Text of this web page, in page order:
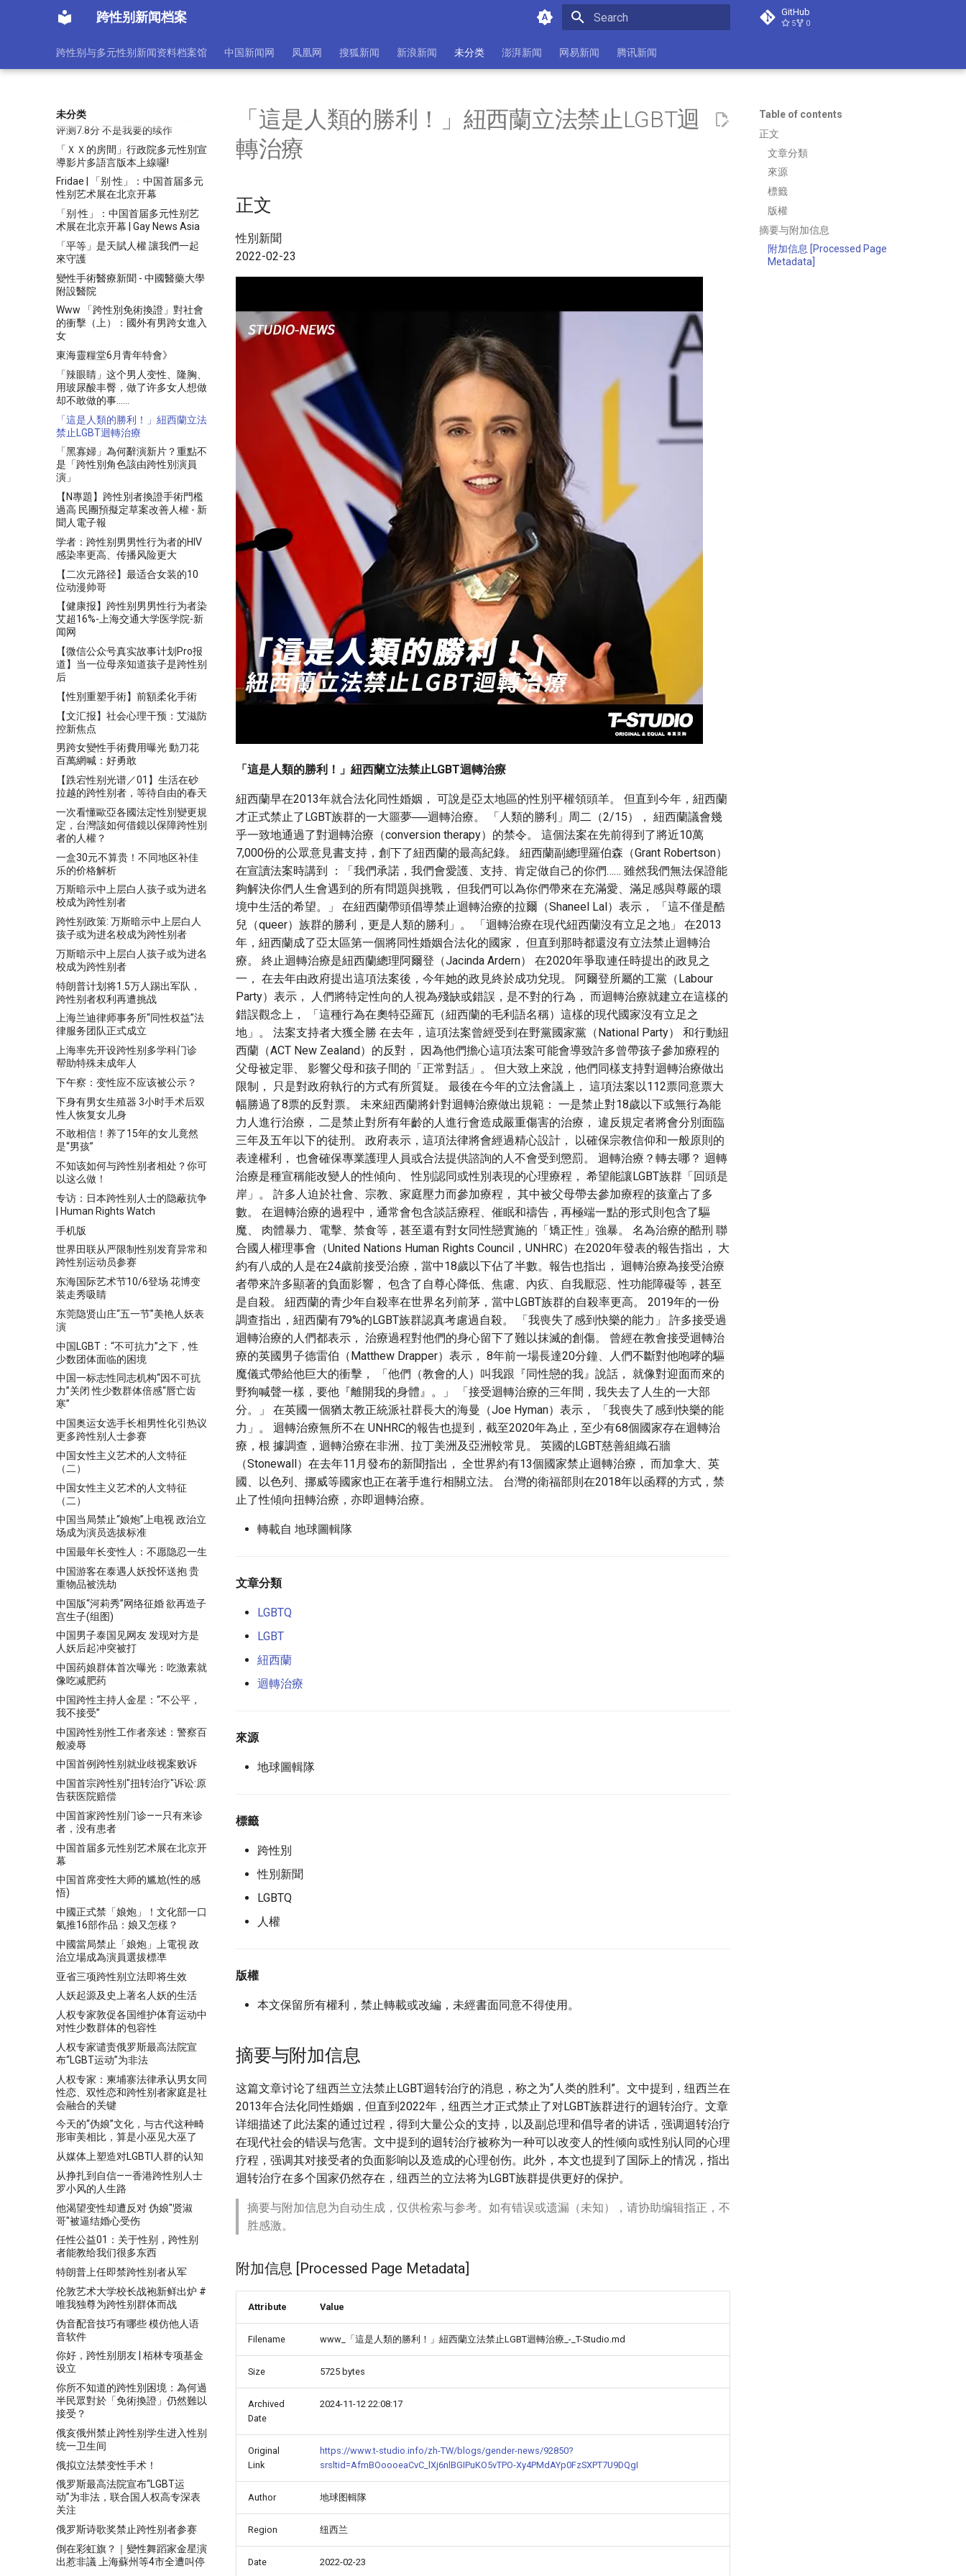
跨性别新闻档案 GitHub
5 0
跨性别与多元性别新闻资料档案馆 中国新闻网 凤凰网 搜狐新闻 新浪新闻 未分类 澎湃新闻 网易新闻 腾讯新闻
未分类
《龙腾4》跨性别总监为失败开
《龙腾4》跨性别总监离职 玩家:快
《龙腾世纪4：影障守护者》游民
评测7.8分 不是我要的续作
「ＸＸ的房間」行政院多元性別宣
導影片多語言版本上線囉!
Fridae | 「别·性」：中国首届多元
性别艺术展在北京开幕
「别·性」：中国首届多元性别艺
术展在北京开幕 | Gay News Asia
「平等」是天賦人權 讓我們一起
來守護
變性手術醫療新聞 - 中國醫藥大學
附設醫院
Www 「跨性別免術換證」對社會
的衝擊（上）：國外有男跨女進入
女
東海靈糧堂6月青年特會》
「辣眼睛」这个男人变性、隆胸、
用玻尿酸丰臀，做了许多女人想做
却不敢做的事……
「這是人類的勝利！」紐西蘭立法
禁止LGBT迴轉治療
「黑寡婦」為何辭演新片？重點不
是「跨性別角色該由跨性別演員
演」
【N專題】跨性別者換證手術門檻
過高 民團預擬定草案改善人權 - 新
聞人電子報
学者：跨性别男男性行为者的HIV
感染率更高、传播风险更大
【二次元路径】最适合女装的10
位动漫帅哥
【健康报】跨性别男男性行为者染
艾超16%-上海交通大学医学院-新
闻网
【微信公众号真实故事计划Pro报
道】当一位母亲知道孩子是跨性别
后
【性別重塑手術】前額柔化手術
【文汇报】社会心理干预：艾滋防
控新焦点
男跨女變性手術費用曝光 動刀花
百萬網喊：好勇敢
【跌宕性别光谱／01】生活在砂
拉越的跨性别者，等待自由的春天
一次看懂歐亞各國法定性別變更規
定，台灣該如何借鏡以保障跨性別
者的人權？
一盒30元不算贵！不同地区补佳
乐的价格解析
万斯暗示中上层白人孩子或为进名
校成为跨性别者
跨性别政策: 万斯暗示中上层白人
孩子或为进名校成为跨性别者
万斯暗示中上层白人孩子或为进名
校成为跨性别者
特朗普计划将1.5万人踢出军队，
跨性别者权利再遭挑战
上海兰迪律师事务所“同性权益”法
律服务团队正式成立
上海率先开设跨性别多学科门诊
帮助特殊未成年人
下午察：变性应不应该被公示？
下身有男女生殖器 3小时手术后双
性人恢复女儿身
不敢相信！养了15年的女儿竟然
是“男孩”
不知该如何与跨性别者相处？你可
以这么做！
专访：日本跨性别人士的隐蔽抗争
| Human Rights Watch
手机版
世界田联从严限制性别发育异常和
跨性别运动员参赛
东海国际艺术节10/6登场 花博变
装走秀吸睛
东莞隐贤山庄“五一节”美艳人妖表
演
中国LGBT：“不可抗力”之下，性
少数团体面临的困境
中国一标志性同志机构“因不可抗
力”关闭 性少数群体倍感“唇亡齿
寒”
中国奥运女选手长相男性化引热议
更多跨性别人士参赛
中国女性主义艺术的人文特征
（二）
中国女性主义艺术的人文特征
（二）
中国当局禁止“娘炮”上电视 政治立
场成为演员选拔标准
中国最年长变性人：不愿隐忍一生
中国游客在泰遇人妖投怀送抱 贵
重物品被洗劫
中国版“河莉秀”网络征婚 欲再造子
宫生子(组图)
中国男子泰国见网友 发现对方是
人妖后起冲突被打
中国药娘群体首次曝光：吃激素就
像吃减肥药
中国跨性主持人金星：“不公平，
我不接受”
中国跨性别性工作者亲述：警察百
般凌辱
中国首例跨性别就业歧视案败诉
中国首宗跨性别"扭转治疗"诉讼:原
告获医院赔偿
中国首家跨性别门诊——只有来诊
者，没有患者
中国首届多元性别艺术展在北京开
幕
中国首席变性大师的尴尬(性的感
悟)
中國正式禁「娘炮」！文化部一口
氣推16部作品：娘又怎樣？
中國當局禁止「娘炮」上電視 政
治立場成為演員選拔標凖
亚省三项跨性别立法即将生效
人妖起源及史上著名人妖的生活
人权专家敦促各国维护体育运动中
对性少数群体的包容性
人权专家谴责俄罗斯最高法院宣
布“LGBT运动”为非法
人权专家：柬埔寨法律承认男女同
性恋、双性恋和跨性别者家庭是社
会融合的关键
今天的“伪娘”文化，与古代这种畸
形审美相比，算是小巫见大巫了
从媒体上塑造对LGBTI人群的认知
从挣扎到自信——香港跨性别人士
罗小风的人生路
他渴望变性却遭反对 伪娘"贤淑
哥"被逼结婚心受伤
任性公益01：关于性别，跨性别
者能教给我们很多东西
特朗普上任即禁跨性别者从军
伦敦艺术大学校长战袍新鲜出炉 #
唯我独尊为跨性别群体而战
伪音配音技巧有哪些 模仿他人语
音软件
你好，跨性别朋友 | 栢林专项基金
设立
你所不知道的跨性別困境：為何過
半民眾對於「免術換證」仍然難以
接受？
俄亥俄州禁止跨性别学生进入性别
统一卫生间
俄拟立法禁变性手术！
俄罗斯最高法院宣布“LGBT运
动”为非法，联合国人权高专深表
关注
俄罗斯诗歌奖禁止跨性别者参赛
倒在彩虹旗？｜變性舞蹈家金星演
出惹非議 上海蘇州等4市全遭叫停
Table of contents
正文
文章分類
來源
標籤
版權
摘要与附加信息
附加信息 [Processed Page
Metadata]
「這是人類的勝利！」紐西蘭立法禁止LGBT迴
轉治療
正文
性別新聞
2022-02-23
「這是人類的勝利！」紐西蘭立法禁止LGBT迴轉治療
紐西蘭早在2013年就合法化同性婚姻， 可說是亞太地區的性別平權領頭羊。 但直到今年，紐西蘭
才正式禁止了LGBT族群的一大噩夢──迴轉治療。 「人類的勝利」周二（2/15）， 紐西蘭議會幾
乎一致地通過了對迴轉治療（conversion therapy）的禁令。 這個法案在先前得到了將近10萬
7,000份的公眾意見書支持，創下了紐西蘭的最高紀錄。 紐西蘭副總理羅伯森（Grant Robertson）
在宣讀法案時講到 ：「我們承諾，我們會愛護、支持、肯定做自己的你們…… 雖然我們無法保證能
夠解決你們人生會遇到的所有問題與挑戰， 但我們可以為你們帶來在充滿愛、滿足感與尊嚴的環
境中生活的希望。」 在紐西蘭帶頭倡導禁止迴轉治療的拉爾（Shaneel Lal）表示， 「這不僅是酷
兒（queer）族群的勝利，更是人類的勝利」。 「迴轉治療在現代紐西蘭沒有立足之地」 在2013
年，紐西蘭成了亞太區第一個將同性婚姻合法化的國家， 但直到那時都還沒有立法禁止迴轉治
療。 終止迴轉治療是紐西蘭總理阿爾登（Jacinda Ardern） 在2020年爭取連任時提出的政見之
一， 在去年由政府提出這項法案後，今年她的政見終於成功兌現。 阿爾登所屬的工黨（Labour
Party）表示， 人們將特定性向的人視為殘缺或錯誤，是不對的行為， 而迴轉治療就建立在這樣的
錯誤觀念上， 「這種行為在奧特亞羅瓦（紐西蘭的毛利語名稱）這樣的現代國家沒有立足之
地」。 法案支持者大獲全勝 在去年，這項法案曾經受到在野黨國家黨（National Party） 和行動紐
西蘭（ACT New Zealand）的反對， 因為他們擔心這項法案可能會導致許多曾帶孩子參加療程的
父母被定罪、 影響父母和孩子間的「正常對話」。 但大致上來說，他們同樣支持對迴轉治療做出
限制， 只是對政府執行的方式有所質疑。 最後在今年的立法會議上， 這項法案以112票同意票大
幅勝過了8票的反對票。 未來紐西蘭將針對迴轉治療做出規範： 一是禁止對18歲以下或無行為能
力人進行治療， 二是禁止對所有年齡的人進行會造成嚴重傷害的治療， 違反規定者將會分別面臨
三年及五年以下的徒刑。 政府表示，這項法律將會經過精心設計， 以確保宗教信仰和一般原則的
表達權利， 也會確保專業護理人員或合法提供諮詢的人不會受到懲罰。 迴轉治療？轉去哪？ 迴轉
治療是種宣稱能改變人的性傾向、 性別認同或性別表現的心理療程， 希望能讓LGBT族群「回頭是
岸」。 許多人迫於社會、宗教、家庭壓力而參加療程， 其中被父母帶去參加療程的孩童占了多
數。 在迴轉治療的過程中，通常會包含談話療程、催眠和禱告，再極端一點的形式則包含了驅
魔、 肉體暴力、電擊、禁食等，甚至還有對女同性戀實施的「矯正性」強暴。 名為治療的酷刑 聯
合國人權理事會（United Nations Human Rights Council，UNHRC）在2020年發表的報告指出， 大
約有八成的人是在24歲前接受治療，當中18歲以下佔了半數。報告也指出， 迴轉治療為接受治療
者帶來許多顯著的負面影響， 包含了自尊心降低、焦慮、內疚、自我厭惡、性功能障礙等，甚至
是自殺。 紐西蘭的青少年自殺率在世界名列前茅，當中LGBT族群的自殺率更高。 2019年的一份
調查指出，紐西蘭有79%的LGBT族群認真考慮過自殺。 「我喪失了感到快樂的能力」 許多接受過
迴轉治療的人們都表示， 治療過程對他們的身心留下了難以抹滅的創傷。 曾經在教會接受迴轉治
療的英國男子德雷伯（Matthew Drapper）表示， 8年前一場長達20分鐘、人們不斷對他咆哮的驅
魔儀式帶給他巨大的衝擊， 「他們（教會的人）叫我跟『同性戀的我』說話， 就像對迎面而來的
野狗喊聲一樣，要他『離開我的身體』。」 「接受迴轉治療的三年間，我失去了人生的一大部
分。」 在英國一個猶太教正統派社群長大的海曼（Joe Hyman）表示， 「我喪失了感到快樂的能
力」。 迴轉治療無所不在 UNHRC的報告也提到，截至2020年為止，至少有68個國家存在迴轉治
療，根 據調查，迴轉治療在非洲、拉丁美洲及亞洲較常見。 英國的LGBT慈善組織石牆
（Stonewall）在去年11月發布的新聞指出， 全世界約有13個國家禁止迴轉治療， 而加拿大、英
國、以色列、挪威等國家也正在著手進行相關立法。 台灣的衛福部則在2018年以函釋的方式，禁
止了性傾向扭轉治療，亦即迴轉治療。
轉載自 地球圖輯隊
文章分類
LGBTQ
LGBT
紐西蘭
迴轉治療
來源
地球圖輯隊
標籤
跨性別
性別新聞
LGBTQ
人權
版權
本文保留所有權利，禁止轉載或改編，未經書面同意不得使用。
摘要与附加信息
这篇文章讨论了纽西兰立法禁止LGBT迴转治疗的消息，称之为“人类的胜利”。文中提到，纽西兰在
2013年合法化同性婚姻，但直到2022年，纽西兰才正式禁止了对LGBT族群进行的迴转治疗。文章
详细描述了此法案的通过过程，得到大量公众的支持，以及副总理和倡导者的讲话，强调迴转治疗
在现代社会的错误与危害。文中提到的迴转治疗被称为一种可以改变人的性倾向或性别认同的心理
疗程，强调其对接受者的负面影响以及造成的心理创伤。此外，本文也提到了国际上的情况，指出
迴转治疗在多个国家仍然存在，纽西兰的立法将为LGBT族群提供更好的保护。
摘要与附加信息为自动生成，仅供检索与参考。如有错误或遗漏（未知），请协助编辑指正，不
胜感激。
附加信息 [Processed Page Metadata]
Attribute Value
Filename www_「這是人類的勝利！」紐西蘭立法禁止LGBT迴轉治療_-_T-Studio.md
Size 5725 bytes
Archived
Date
2024-11-12 22:08:17
Original
Link
https://www.t-studio.info/zh-TW/blogs/gender-news/92850?
srsltid=AfmBOoooeaCvC_lXj6nlBGIPuKO5vTPO-Xy4PMdAYp0FzSXPT7U9DQgI
Author 地球图輯隊
Region 纽西兰
Date 2022-02-23